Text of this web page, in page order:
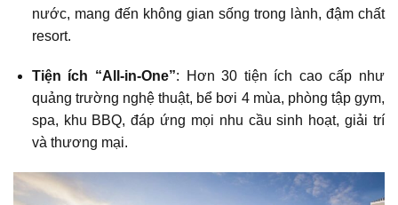
nước, mang đến không gian sống trong lành, đậm chất
resort.
Tiện ích “All-in-One”: Hơn 30 tiện ích cao cấp như
quảng trường nghệ thuật, bể bơi 4 mùa, phòng tập gym,
spa, khu BBQ, đáp ứng mọi nhu cầu sinh hoạt, giải trí
và thương mại.